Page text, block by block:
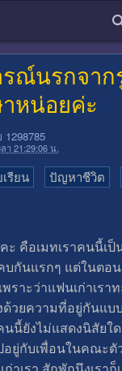
ณ์นรกจาก
หน่อยค่ะ
า 21:29:06 น.
รียน ปัญหาชีวิต
คือเมทเราคนนี้เป็
กันแรกๆ แต่ในตอ
ราะว่าแฟนเก่าเรา
วยความที่อยู่กันแบ
นนี้ยังไม่แสดงนิสัยใ
อยู่กับเพื่อนในคณะตั